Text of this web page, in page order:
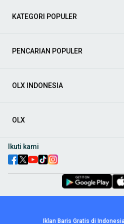
berbagai jenis mobil baru
Aksesoris Mobil: Lengkapi
aksesoris interior seperti
berbagai pilihan
,
ingin meningkatkan
Spare Part Mobil
part mobiloriginal dan
berbagai komponen penting
OLX! Tersedia berbagai
KATEGORI POPULER
PENCARIAN POPULER
OLX INDONESIA
OLX
Ikuti kami
Iklan Baris Gratis di